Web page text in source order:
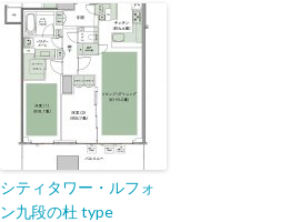
シティタワー・ルフォ
ン九段の杜 type